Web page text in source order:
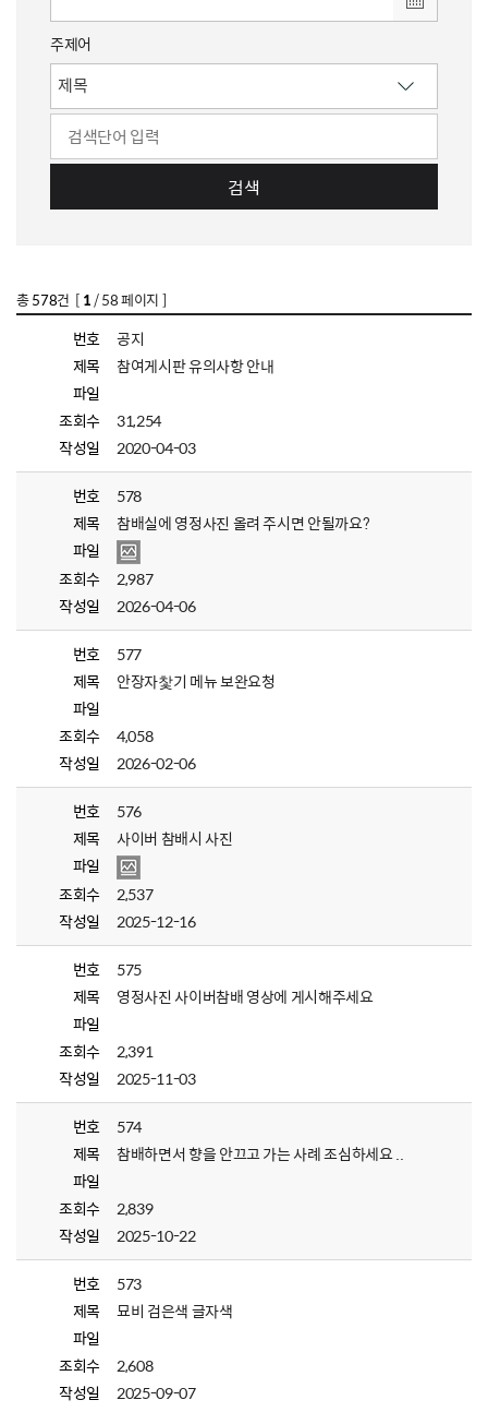
주제어
검색
총578건 [ 1/ 58 페이지 ]
번호
공지
제목
참여게시판 유의사항 안내
파일
조회수
31,254
작성일
2020-04-03
번호
578
제목
참배실에 영정사진 올려 주시면 안될까요?
파일
조회수
2,987
작성일
2026-04-06
번호
577
제목
안장자찿기 메뉴 보완요청
파일
조회수
4,058
작성일
2026-02-06
번호
576
제목
사이버 참배시 사진
파일
조회수
2,537
작성일
2025-12-16
번호
575
제목
영정사진 사이버참배 영상에 게시해주세요
파일
조회수
2,391
작성일
2025-11-03
번호
574
제목
참배하면서 향을 안끄고 가는 사례 조심하세요 ..
파일
조회수
2,839
작성일
2025-10-22
번호
573
제목
묘비 검은색 글자색
파일
조회수
2,608
작성일
2025-09-07